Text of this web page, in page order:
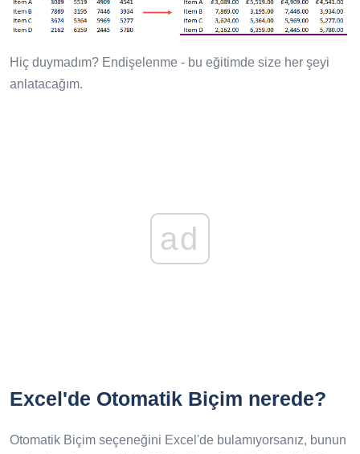
Hiç duymadım? Endişelenme - bu eğitimde size her şeyi
anlatacağım.
ad
Excel'de Otomatik Biçim nerede?
Otomatik Biçim seçeneğini Excel'de bulamıyorsanız, bunun